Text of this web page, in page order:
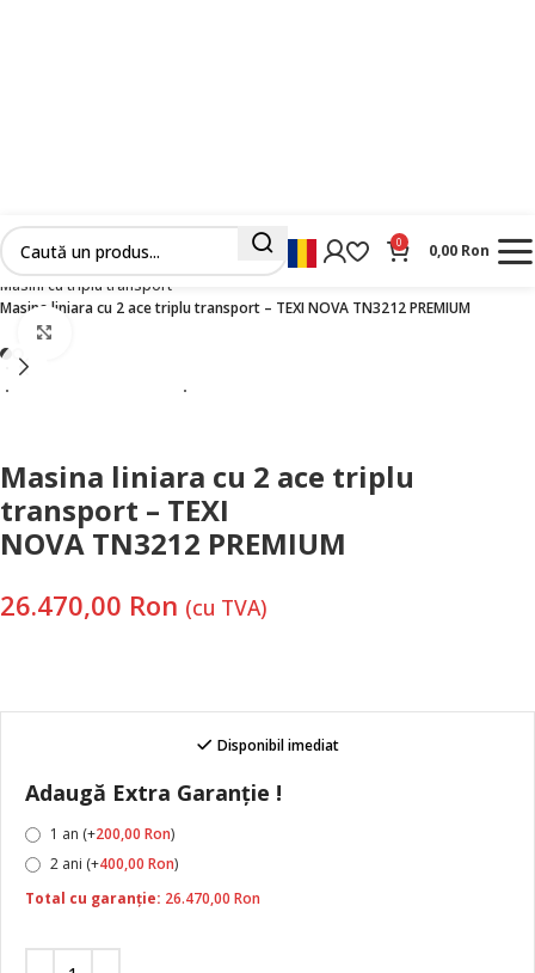
0 0,00 Ron
Prima pagină Masini Industriale Noi
Masini de cusut liniare
Masini cu triplu transport
Masina liniara cu 2 ace triplu transport – TEXI NOVA TN3212 PREMIUM
Masina liniara cu 2 ace triplu
transport – TEXI
NOVA TN3212 PREMIUM
26.470,00 Ron (cu TVA)
Disponibil imediat
Adaugă Extra Garanție !
1 an (+200,00 Ron)
2 ani (+400,00 Ron)
Total cu garanție: 26.470,00 Ron